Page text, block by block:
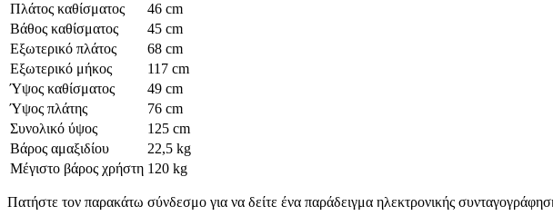
Πλάτος καθίσματος
46 cm
Βάθος καθίσματος
45 cm
Εξωτερικό πλάτος
68 cm
Εξωτερικό μήκος
117 cm
Ύψος καθίσματος
49 cm
Ύψος πλάτης
76 cm
Συνολικό ύψος
125 cm
Βάρος αμαξιδίου
22,5 kg
Μέγιστο βάρος χρήστη 120 kg
Πατήστε τον παρακάτω σύνδεσμο για να δείτε ένα παράδειγμα ηλεκτρονικής